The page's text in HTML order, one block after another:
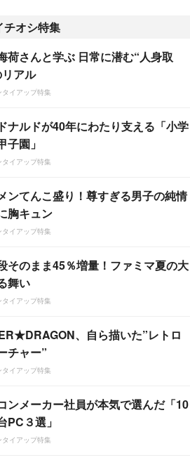
チオシ特集
荷さんと学ぶ 日常に潜む“人身取
アル
タイアップ特集
ナルドが40年にわたり支える「小学
子園」
タイアップ特集
ンてんこ盛り！尊すぎる男子の純情
胸キュン
タイアップ特集
そのまま45％増量！ファミマ夏の大
舞い
タイアップ特集
、自ら描いた”レトロ
チャー”
タイアップ特集
ンメーカー社員が本気で選んだ「10
PC３選」
タイアップ特集